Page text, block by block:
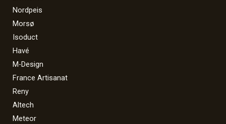
Nordpeis
Morsø
Isoduct
Havé
M-Design
France Artisanat
Reny
Altech
Meteor